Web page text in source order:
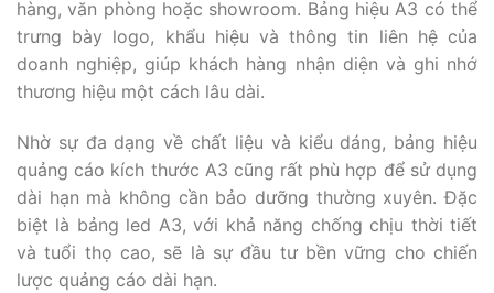
hàng, văn phòng hoặc showroom. Bảng hiệu A3 có thể
trưng bày logo, khẩu hiệu và thông tin liên hệ của
doanh nghiệp, giúp khách hàng nhận diện và ghi nhớ
thương hiệu một cách lâu dài.
Nhờ sự đa dạng về chất liệu và kiểu dáng, bảng hiệu
quảng cáo kích thước A3 cũng rất phù hợp để sử dụng
dài hạn mà không cần bảo dưỡng thường xuyên. Đặc
biệt là bảng led A3, với khả năng chống chịu thời tiết
và tuổi thọ cao, sẽ là sự đầu tư bền vững cho chiến
lược quảng cáo dài hạn.